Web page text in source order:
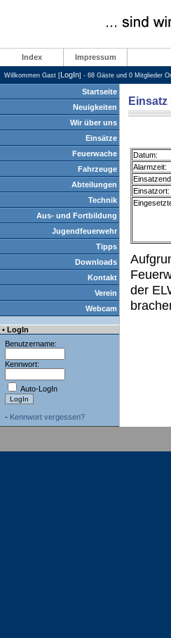
Index Impressum
Willkommen Gast [LogIn] - 68 Gäste und 0 Mitglieder
Startseite
Neuigkeiten
Wir über uns
Einsätze
Feuerwache
Fahrzeuge
Abteilungen
Technik
Aus- und Fortbildung
Jugendfeuerwehr
Tipps
Downloads
Kontakt
Verein
Webcam
• LogIn
Benutzername:
Kennwort:
Auto-LogIn
- Kennwort vergessen?
Einsatz
Datum:
Alarmzeit:
Einsatzort:
der